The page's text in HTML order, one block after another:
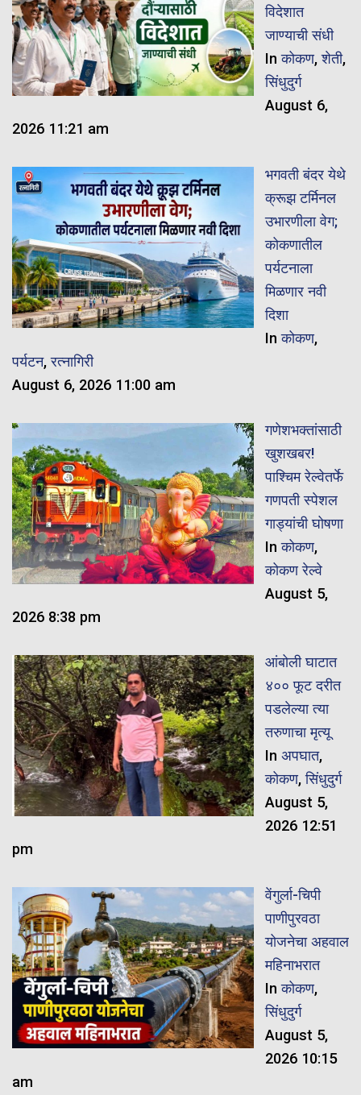
विदेशात
जाण्याची संधी
Inकोकण,शेती,
सिंधुदुर्ग
August 6,
2026 11:21 am
भगवती बंदर येथे
क्रूझ टर्मिनल
उभारणीला वेग;
कोकणातील
पर्यटनाला
मिळणार नवी
दिशा
Inकोकण,
पर्यटन,रत्नागिरी
August 6, 2026 11:00 am
गणेशभक्तांसाठी
खुशखबर!
पाश्चिम रेल्वेतर्फे
गणपती स्पेशल
गाड्यांची घोषणा
Inकोकण,
कोकण रेल्वे
August 5,
2026 8:38 pm
आंबोली घाटात
४०० फूट दरीत
पडलेल्या त्या
तरुणाचा मृत्यू
In अपघात,
कोकण,सिंधुदुर्ग
August 5,
2026 12:51
pm
वेंगुर्ला-चिपी
पाणीपुरवठा
योजनेचा अहवाल
महिनाभरात
Inकोकण,
सिंधुदुर्ग
August 5,
2026 10:15
am